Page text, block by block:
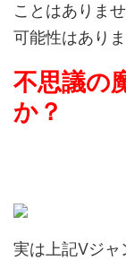
ことはありま
可能性はありま
不思議の
か？
実は上記Vジャ